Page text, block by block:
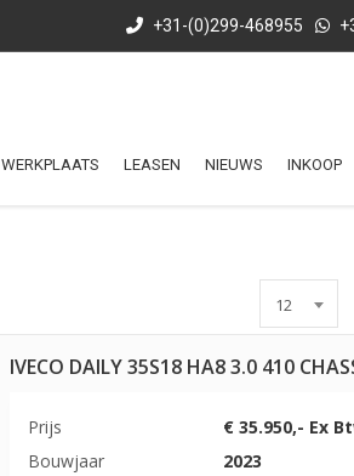
+31-(0)299-468955
WERKPLAATS LEASEN NIEUWS INKOOP
12
IVECO DAILY 35S18 HA8 3.0 410
Prijs
€ 35.950,- Ex
Bouwjaar
2023